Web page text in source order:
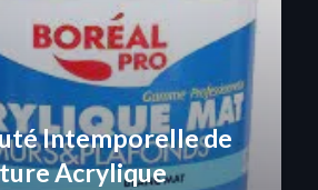
Intemporelle de
Acrylique